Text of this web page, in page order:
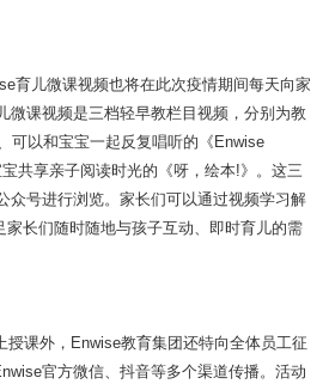
育儿微课视频也将在此次疫情期间每天向家
微课视频是三档轻早教栏目视频，分别为教
可以和宝宝一起反复唱听的《Enwise
共享亲子阅读时光的《呀，绘本!》。这三
众号进行浏览。家长们可以通过视频学习解
长们随时随地与孩子互动、即时育儿的需
授课外，Enwise教育集团还特向全体员工征
官方微信、抖音等多个渠道传播。活动